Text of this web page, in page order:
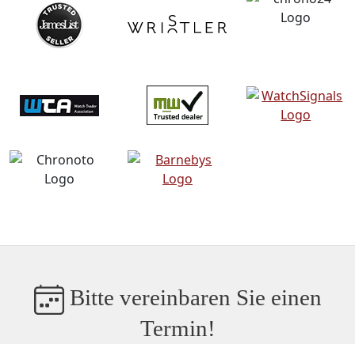
Bitte vereinbaren Sie einen
Termin!